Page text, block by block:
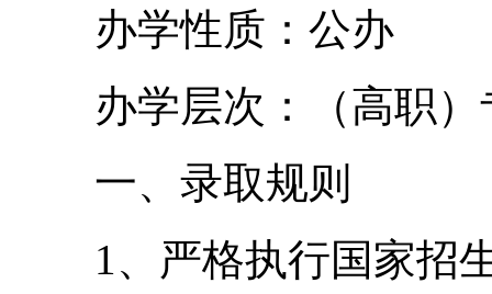
办学性质：公办
办学层次：（高职）
一、录取规则
1、严格执行国家招生